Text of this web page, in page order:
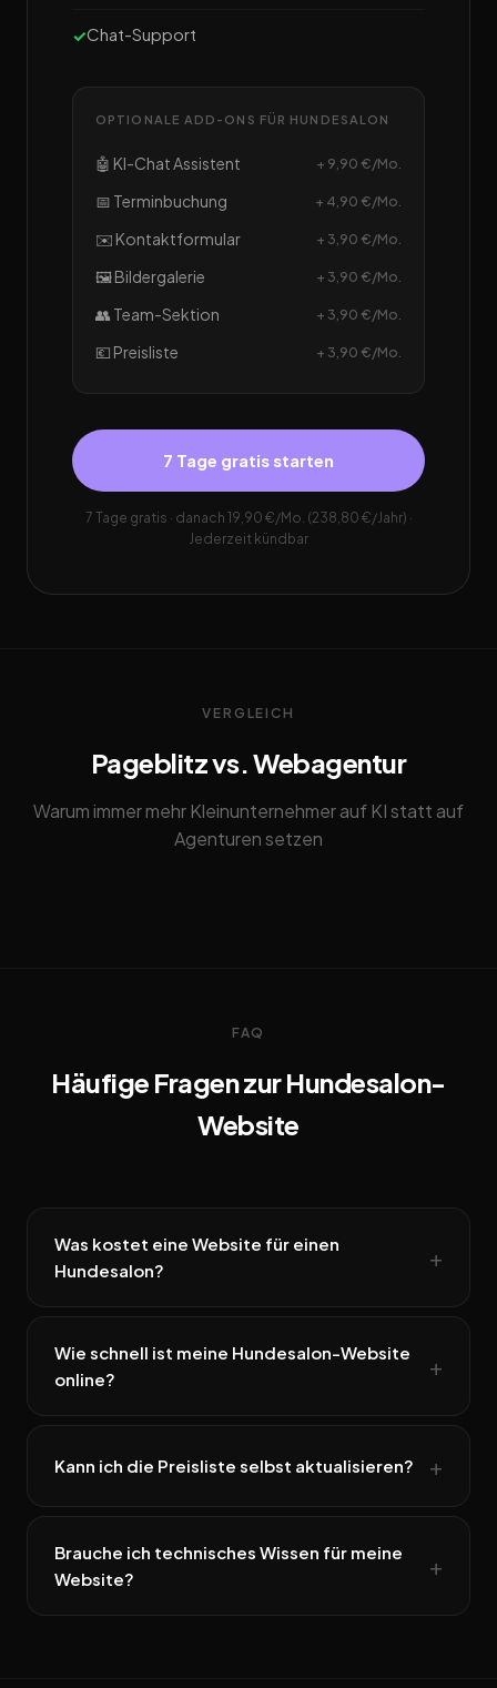
Chat-Support
OPTIONALE ADD-ONS FÜR HUNDESALON
🤖 KI-Chat Assistent + 9,90 €/Mo.
📅 Terminbuchung + 4,90 €/Mo.
✉️ Kontaktformular + 3,90 €/Mo.
🖼️ Bildergalerie + 3,90 €/Mo.
👥 Team-Sektion + 3,90 €/Mo.
💶 Preisliste + 3,90 €/Mo.
7 Tage gratis starten
7 Tage gratis · danach 19,90 €/Mo. (238,80 €/Jahr) ·
Jederzeit kündbar
VERGLEICH
Pageblitz vs. Webagentur
Warum immer mehr Kleinunternehmer auf KI statt auf
Agenturen setzen
FAQ
Häufige Fragen zur Hundesalon-
Website
Was kostet eine Website für einen
Hundesalon?
Wie schnell ist meine Hundesalon-Website
online?
Kann ich die Preisliste selbst aktualisieren?
Brauche ich technisches Wissen für meine
Website?